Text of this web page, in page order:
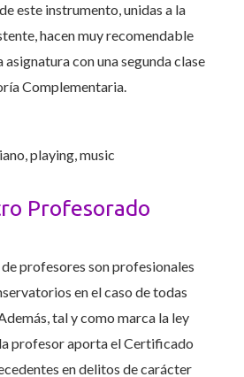
este instrumento, unidas a la
hacen muy recomendable
con una segunda clase
Complementaria.
Profesorado
profesores son profesionales
en el caso de todas
tal y como marca la ley
profesor aporta el Certificado
en delitos de carácter